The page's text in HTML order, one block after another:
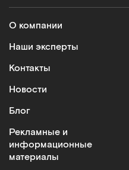
О компании
Наши эксперты
Контакты
Новости
Блог
Рекламные и
информационные
материалы